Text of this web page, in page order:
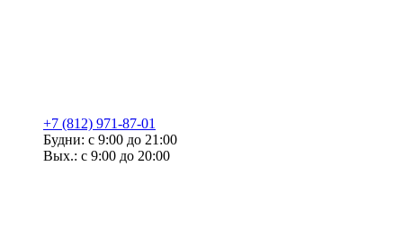
+7 (812) 971-87-01
Будни: с 9:00 до 21:00
Вых.: с 9:00 до 20:00